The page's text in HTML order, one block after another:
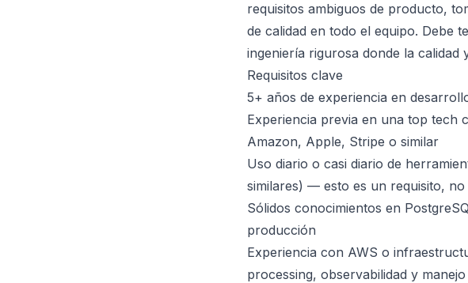
requisitos ambiguos de producto,
de calidad en todo el equipo. Debe
ingeniería rigurosa donde la calidad
Requisitos clave
5+ años de experiencia en
Experiencia previa en una top tech
Amazon, Apple, Stripe o similar
Uso diario o casi diario de
similares) — esto es un requisito,
Sólidos conocimientos en
producción
Experiencia con AWS o
processing, observabilidad y